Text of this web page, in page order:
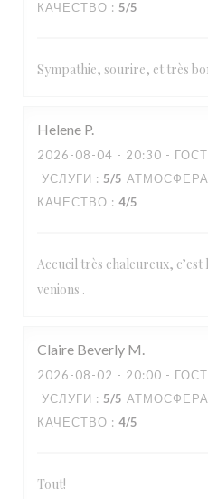
КАЧЕСТВО : 5/5
Sympathie, sourire, et très
Helene P
2026-08-04 - 20:30 -
УСЛУГИ : 5/5 АТМОСФЕРА
КАЧЕСТВО : 4/5
Accueil très chaleureux,
venions .
Claire Beverly M
2026-08-02 - 20:00 -
УСЛУГИ : 5/5 АТМОСФЕРА
КАЧЕСТВО : 4/5
Tout!